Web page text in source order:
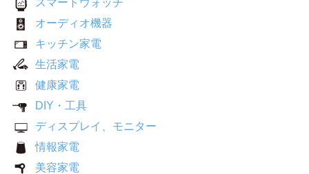
スマートウォッチ
オーディオ機器
キッチン家電
生活家電
健康家電
DIY・工具
ディスプレイ、モニター
情報家電
美容家電